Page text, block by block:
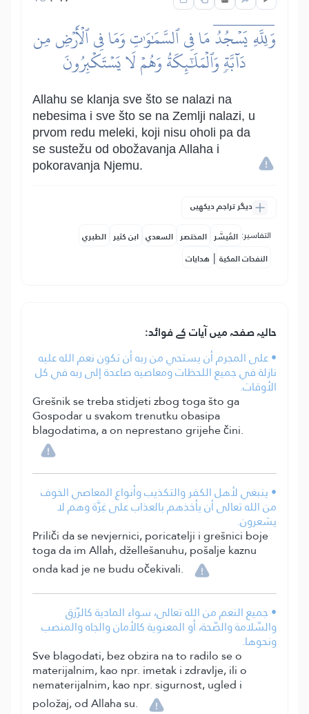
وَلِلَّهِۤ يَسۡجُدُۤ مَا فِي ٱلسَّمَٰوَٰتِ وَمَا فِي ٱلۡأَرۡضِ مِن
دَآبَّةٖ وَٱلۡمَلَٰٓئِكَةُ وَهُمۡ لَا يَسۡتَكۡبِرُونَ
Allahu se klanja sve što se nalazi na
nebesima i sve što se na Zemlji nalazi, u
prvom redu meleki, koji nisu oholi pa da
se sustežu od obožavanja Allaha i
pokoravanja Njemu.
دیگر تراجم دیکھیں
التفاسير: المُيسَّر المختصر السعدي ابن كثير الطبري
النفحات المكية | هدايات
حالیہ صفحہ میں آیات کے فوائد:
• على المجرم أن يستحي من ربه أن تكون نعم الله عليه
نازلة في جميع اللحظات ومعاصيه صاعدة إلى ربه في كل
الأوقات.
Grešnik se treba stidjeti zbog toga što ga
Gospodar u svakom trenutku obasipa
blagodatima, a on neprestano grijehe čini.
• ينبغي لأهل الكفر والتكذيب وأنواع المعاصي الخوف
من الله تعالى أن يأخذهم بالعذاب على غِرَّة وهم لا
يشعرون.
Priliči da se nevjernici, poricatelji i grešnici boje
toga da im Allah, džellešanuhu, pošalje kaznu
onda kad je ne budu očekivali.
• جميع النعم من الله تعالى، سواء المادية كالرّزق
والسّلامة والصّحة، أو المعنوية كالأمان والجاه والمنصب
ونحوها.
Sve blagodati, bez obzira na to radilo se o
materijalnim, kao npr. imetak i zdravlje, ili o
nematerijalnim, kao npr. sigurnost, ugled i
položaj, od Allaha su.